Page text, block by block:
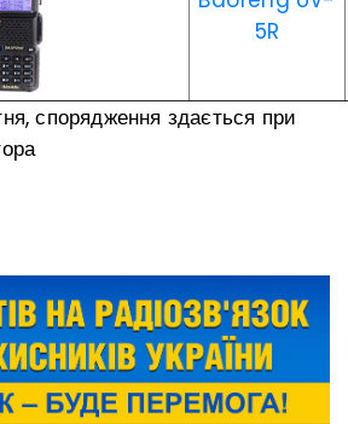
5R
спорядження здається при